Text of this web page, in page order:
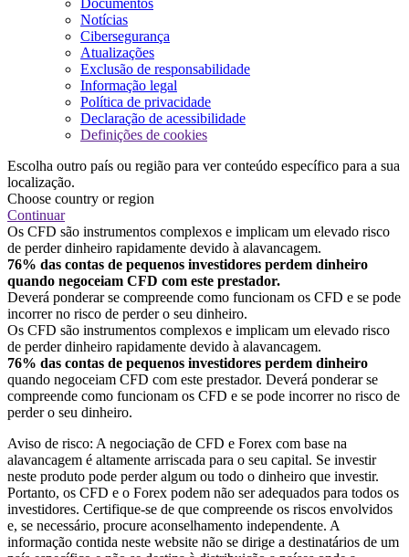
Notícias
Cibersegurança
Atualizações
Exclusão de responsabilidade
Informação legal
Política de privacidade
Declaração de acessibilidade
Definições de cookies
Escolha outro país ou região para ver conteúdo específico para a sua
localização.
Choose country or region
Continuar
Os CFD são instrumentos complexos e implicam um elevado risco
de perder dinheiro rapidamente devido à alavancagem.
76% das contas de pequenos investidores perdem dinheiro
quando negoceiam CFD com este prestador.
Deverá ponderar se compreende como funcionam os CFD e se pode
incorrer no risco de perder o seu dinheiro.
Os CFD são instrumentos complexos e implicam um elevado risco
de perder dinheiro rapidamente devido à alavancagem.
76% das contas de pequenos investidores perdem dinheiro
quando negoceiam CFD com este prestador. Deverá ponderar se
compreende como funcionam os CFD e se pode incorrer no risco de
perder o seu dinheiro.
Aviso de risco: A negociação de CFD e Forex com base na
alavancagem é altamente arriscada para o seu capital. Se investir
neste produto pode perder algum ou todo o dinheiro que investir.
Portanto, os CFD e o Forex podem não ser adequados para todos os
investidores. Certifique-se de que compreende os riscos envolvidos
e, se necessário, procure aconselhamento independente. A
informação contida neste website não se dirige a destinatários de um